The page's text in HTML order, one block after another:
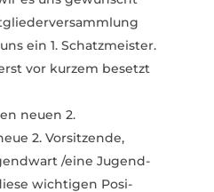
ein 1. Schatz­meister.
vor kurzem besetzt
neuen 2.
2. Vorsit­zende,
/eine Jugend­
wich­tigen Posi­